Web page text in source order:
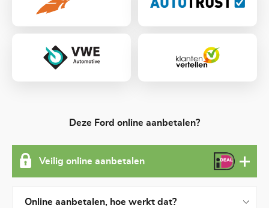
Deze Ford online aanbetalen?
Veilig online aanbetalen
Online aanbetalen, hoe werkt dat?